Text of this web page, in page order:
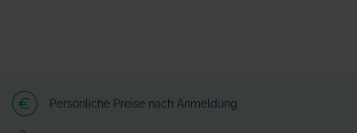
Persönliche Preise nach Anmeldung